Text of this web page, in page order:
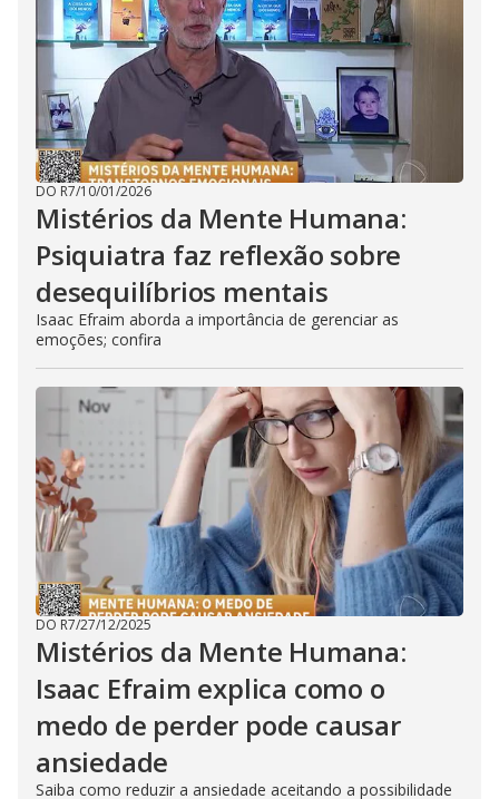
DO R7/10/01/2026
Mistérios da Mente Humana:
Psiquiatra faz reflexão sobre
desequilíbrios mentais
Isaac Efraim aborda a importância de gerenciar as
emoções; confira
DO R7/27/12/2025
Mistérios da Mente Humana:
Isaac Efraim explica como o
medo de perder pode causar
ansiedade
Saiba como reduzir a ansiedade aceitando a possibilidade